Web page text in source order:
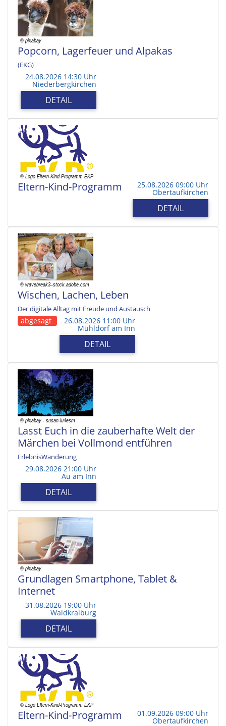
Popcorn, Lagerfeuer und Alpakas
(EKG)
24.08.2026 14:30 Uhr
Niederbergkirchen
DETAIL
Eltern-Kind-Programm 25.08.2026 09:00 Uhr
Obertaufkirchen
DETAIL
Wischen, Lachen, Leben
Der digitale Alltag mit Freude und Austausch
abgesagt 26.08.2026 11:00 Uhr
Mühldorf am Inn
DETAIL
Lasst Euch in die zauberhafte Welt der
Märchen bei Vollmond entführen
ErlebnisWanderung
29.08.2026 21:00 Uhr
Au am Inn
DETAIL
Grundlagen Smartphone, Tablet &
Internet
31.08.2026 19:00 Uhr
Waldkraiburg
DETAIL
Eltern-Kind-Programm 01.09.2026 09:00 Uhr
Obertaufkirchen